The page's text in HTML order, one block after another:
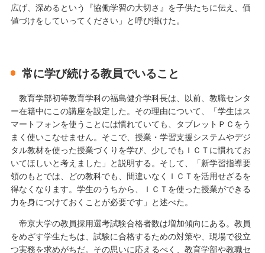
広げ、深めるという『協働学習の大切さ』を子供たちに伝え、価
値づけをしていってください」と呼び掛けた。
常に学び続ける教員でいること
教育学部初等教育学科の福島健介学科長は、以前、教職センタ
ー在籍中にこの講座を設定した。その理由について、「学生はス
マートフォンを使うことには慣れていても、タブレットＰＣをう
まく使いこなせません。そこで、授業・学習支援システムやデジ
タル教材を使った授業づくりを学び、少しでもＩＣＴに慣れてお
いてほしいと考えました」と説明する。そして、「新学習指導要
領のもとでは、どの教科でも、間違いなくＩＣＴを活用せざるを
得なくなります。学生のうちから、ＩＣＴを使った授業ができる
力を身につけておくことが必要です」と述べた。
帝京大学の教員採用選考試験合格者数は増加傾向にある。教員
をめざす学生たちは、試験に合格するための対策や、現場で役立
つ実務を求めがちだ。その思いに応えるべく、教育学部や教職セ